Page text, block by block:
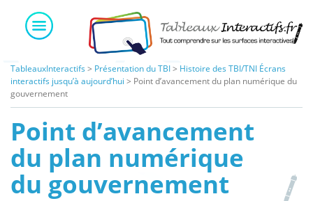
content
TableauxInteractifs > Présentation du TBI> Histoire des TBI/TNI Écrans
interactifs jusqu’à aujourd’hui > Point d’avancement du plan numérique du
gouvernement
Point d’avancement
du plan numérique
du gouvernement